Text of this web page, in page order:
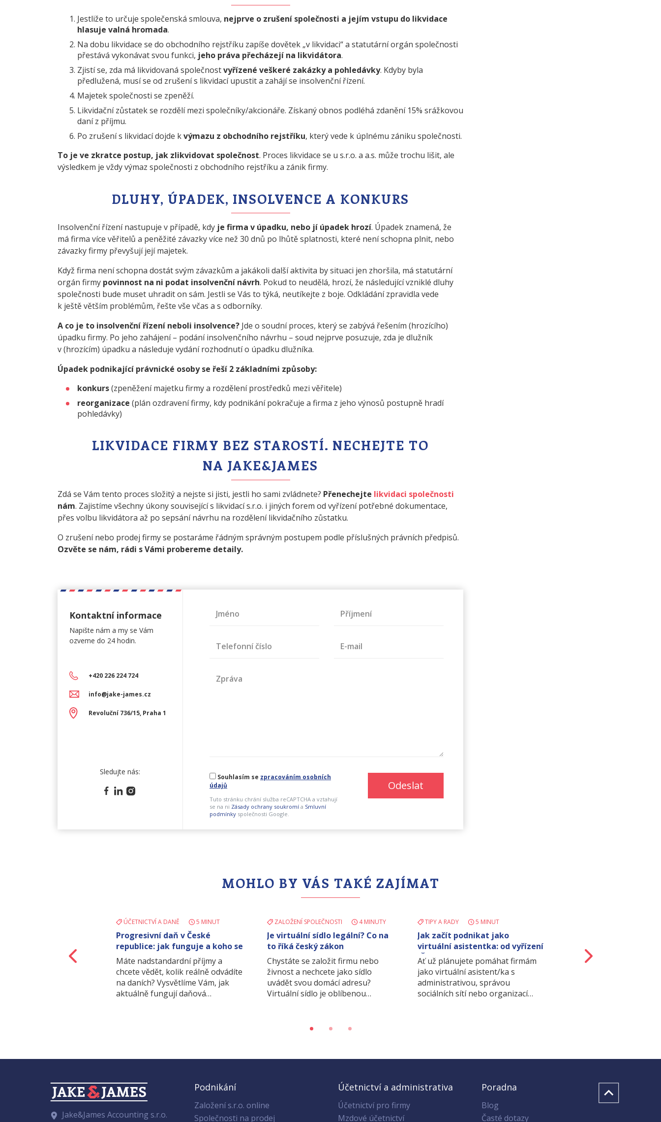
Jestliže to určuje společenská smlouva, nejprve o zrušení společnosti a jejím vstupu do likvidace
hlasuje valná hromada.
Na dobu likvidace se do obchodního rejstříku zapíše dovětek „v likvidaci“ a statutární orgán společnosti
přestává vykonávat svou funkci, jeho práva přecházejí na likvidátora.
Zjistí se, zda má likvidovaná společnostvyřízené veškeré zakázky a pohledávky. Kdyby byla
předlužená, musí se od zrušení s likvidací upustit a zahájí se insolvenční řízení.
Majetek společnosti se zpeněží.
Likvidační zůstatek se rozdělí mezi společníky/akcionáře. Získaný obnos podléhá zdanění 15% srážkovou
daní z příjmu.
Po zrušení s likvidací dojde kvýmazu z obchodního rejstříku, který vede k úplnému zániku společnosti.
To je ve zkratce postup, jak zlikvidovat společnost. Proces likvidace se u s.r.o. a a.s. může trochu lišit, ale
výsledkem je vždy výmaz společnosti z obchodního rejstříku a zánik firmy.
DLUHY, ÚPADEK, INSOLVENCE A KONKURS
Insolvenční řízení nastupuje v případě, kdy je firma v úpadku, nebo jí úpadek hrozí. Úpadek znamená, že
má firma více věřitelů a peněžité závazky více než 30 dnů po lhůtě splatnosti, které není schopna plnit, nebo
závazky firmy převyšují její majetek.
Když firma není schopna dostát svým závazkům a jakákoli další aktivita by situaci jen zhoršila, má statutární
orgán firmy povinnost na ni podat insolvenční návrh. Pokud to neudělá, hrozí, že následující vzniklé dluhy
společnosti bude muset uhradit on sám. Jestli se Vás to týká, neutíkejte z boje. Odkládání zpravidla vede
k ještě větším problémům, řešte vše včas a s odborníky.
A co je to insolvenční řízení neboli insolvence? Jde o soudní proces, který se zabývá řešením (hrozícího)
úpadku firmy. Po jeho zahájení – podání insolvenčního návrhu – soud nejprve posuzuje, zda je dlužník
v (hrozícím) úpadku a následuje vydání rozhodnutí o úpadku dlužníka.
Úpadek podnikající právnické osoby se řeší 2 základními způsoby:
konkurs(zpeněžení majetku firmy a rozdělení prostředků mezi věřitele)
reorganizace (plán ozdravení firmy, kdy podnikání pokračuje a firma z jeho výnosů postupně hradí
pohledávky)
LIKVIDACE FIRMY BEZ STAROSTÍ. NECHEJTE TO
NA JAKE&JAMES
Zdá se Vám tento proces složitý a nejste si jisti, jestli ho sami zvládnete? Přenechejte likvidaci společnosti
nám. Zajistíme všechny úkony související s likvidací s.r.o. i jiných forem od vyřízení potřebné dokumentace,
přes volbu likvidátora až po sepsání návrhu na rozdělení likvidačního zůstatku.
O zrušení nebo prodej firmy se postaráme řádným správným postupem podle příslušných právních předpisů.
Ozvěte se nám, rádi s Vámi probereme detaily.
Kontaktní informace
Napište nám a my se Vám
ozveme do 24 hodin.
+420 226 224 724
info@jake-james.cz
Revoluční 736/15, Praha 1
Sledujte nás:
Jméno Příjmení
Telefonní číslo E-mail
Zpráva
Souhlasím se zpracováním osobních
údajů
Tuto stránku chrání služba reCAPTCHA a vztahují
se na ni Zásady ochrany soukromía Smluvní
podmínkyspolečnosti Google.
Odeslat
MOHLO BY VÁS TAKÉ ZAJÍMAT
ÚČETNICTVÍ A DANĚ 5 MINUT
Progresivní daň v České
republice: jak funguje a koho se
týká?
Máte nadstandardní příjmy a
chcete vědět, kolik reálně odvádíte
na daních? Vysvětlíme Vám, jak
aktuálně fungují daňová…
ZALOŽENÍ SPOLEČNOSTI 4 MINUTY
Je virtuální sídlo legální? Co na
to říká český zákon
Chystáte se založit firmu nebo
živnost a nechcete jako sídlo
uvádět svou domácí adresu?
Virtuální sídlo je oblíbenou…
TIPY A RADY 5 MINUT
Jak začít podnikat jako
virtuální asistentka: od vyřízení
IČO po…
Ať už plánujete pomáhat firmám
jako virtuální asistent/ka s
administrativou, správou
sociálních sítí nebo organizací…
Další
Jake&James Accounting s.r.o.
Podnikání
Založení s.r.o. online
Společnosti na prodej
Účetnictví a administrativa
Účetnictví pro firmy
Mzdové účetnictví
Poradna
Blog
Časté dotazy